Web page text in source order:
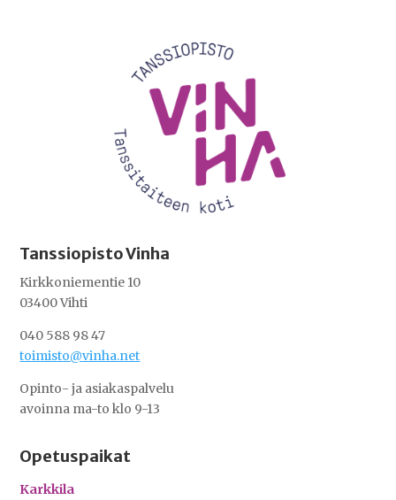
Tanssiopisto Vinha
Kirkkoniementie 10
03400 Vihti
040 588 98 47
toimisto@vinha.net
Opinto- ja asiakaspalvelu
avoinna ma-to klo 9-13
Opetuspaikat
Karkkila